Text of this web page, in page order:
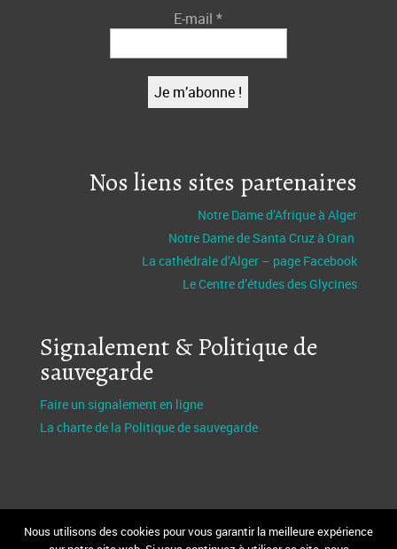
E-mail*
Nos liens sites partenaires
Notre Dame d’Afrique à Alger
Notre Dame de Santa Cruz à Oran
La cathédrale d’Alger – page Facebook
Le Centre d’études des Glycines
Signalement & Politique de
sauvegarde
Faire un signalement en ligne
La charte de la Politique de sauvegarde
Nous utilisons des cookies pour vous garantir la meilleure expérience